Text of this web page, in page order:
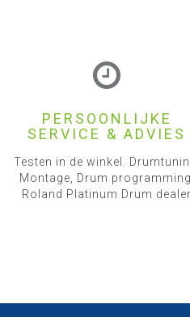
PERSOONLIJKE
SERVICE & ADVIES
Testen in de winkel.
Montage, Drum programming,
Roland Platinum Drum dealer